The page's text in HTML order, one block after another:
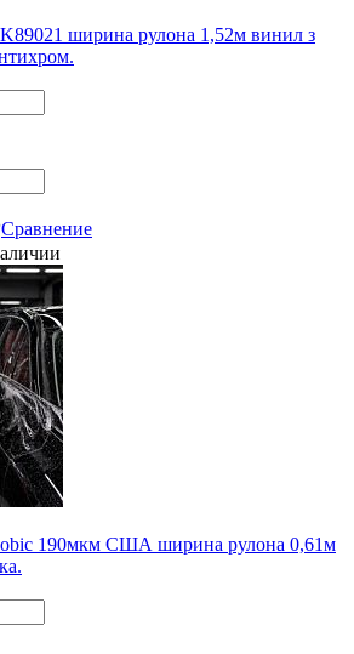
ширина рулона 1,52м винил з
Сравнение
190мкм США ширина рулона 0,61м